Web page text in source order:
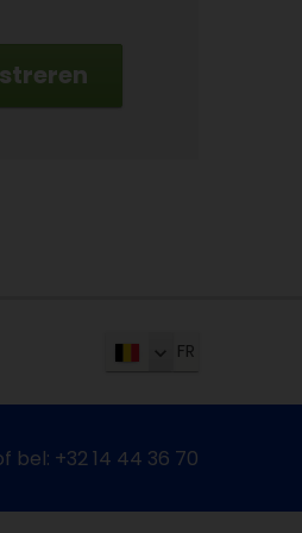
FR
bel: +32 14 44 36 70